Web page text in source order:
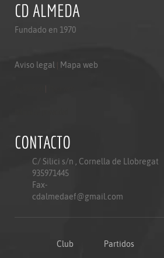
CD ALMEDA
Fundado en 1970
Aviso legal Mapa web
CONTACTO
C/ Silici s/n , Cornella de Llobregat
935971445
Fax-
cdalmedaef@gmail.com
Club Partidos